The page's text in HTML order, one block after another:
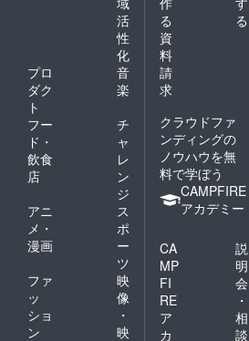
活
性
化
プロ
ダク
ト
音
楽
フー
ド・
飲食
店
チ
ャ
レ
ン
ジ
アニ
メ・
漫画
ス
ポ
ー
ツ
ファ
ッ
ショ
ン
映
像
・
映
る
る
資
料
請
求
クラウドファ
ンディングの
ノウハウを無
料で学ぼう
CAMPFIRE
アカデミー
CA
MP
FI
RE
ア
カ
説
明
会
・
相
談